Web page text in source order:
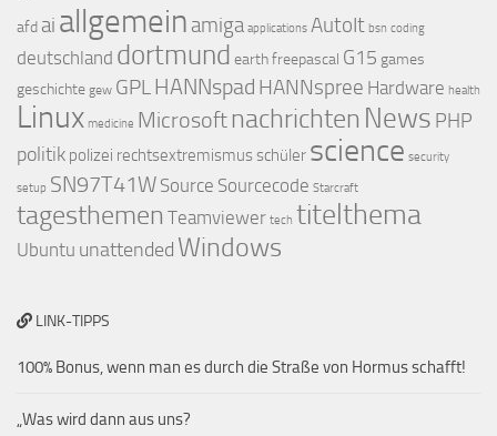
afd ai allgemein amiga applications AutoIt bsn coding
deutschland dortmund earthfreepascal G15 games
geschichte gew GPLHANNspad HANNspree Hardware health
Linux medicine Microsoft nachrichten News PHP
politik polizei rechtsextremismusschüler science security
setup SN97T41W Source Sourcecode Starcraft
tagesthemen Teamviewer tech titelthema
Ubuntu unattended Windows
LINK-TIPPS
100% Bonus, wenn man es durch die Straße von Hormus schafft!
„Was wird dann aus uns?